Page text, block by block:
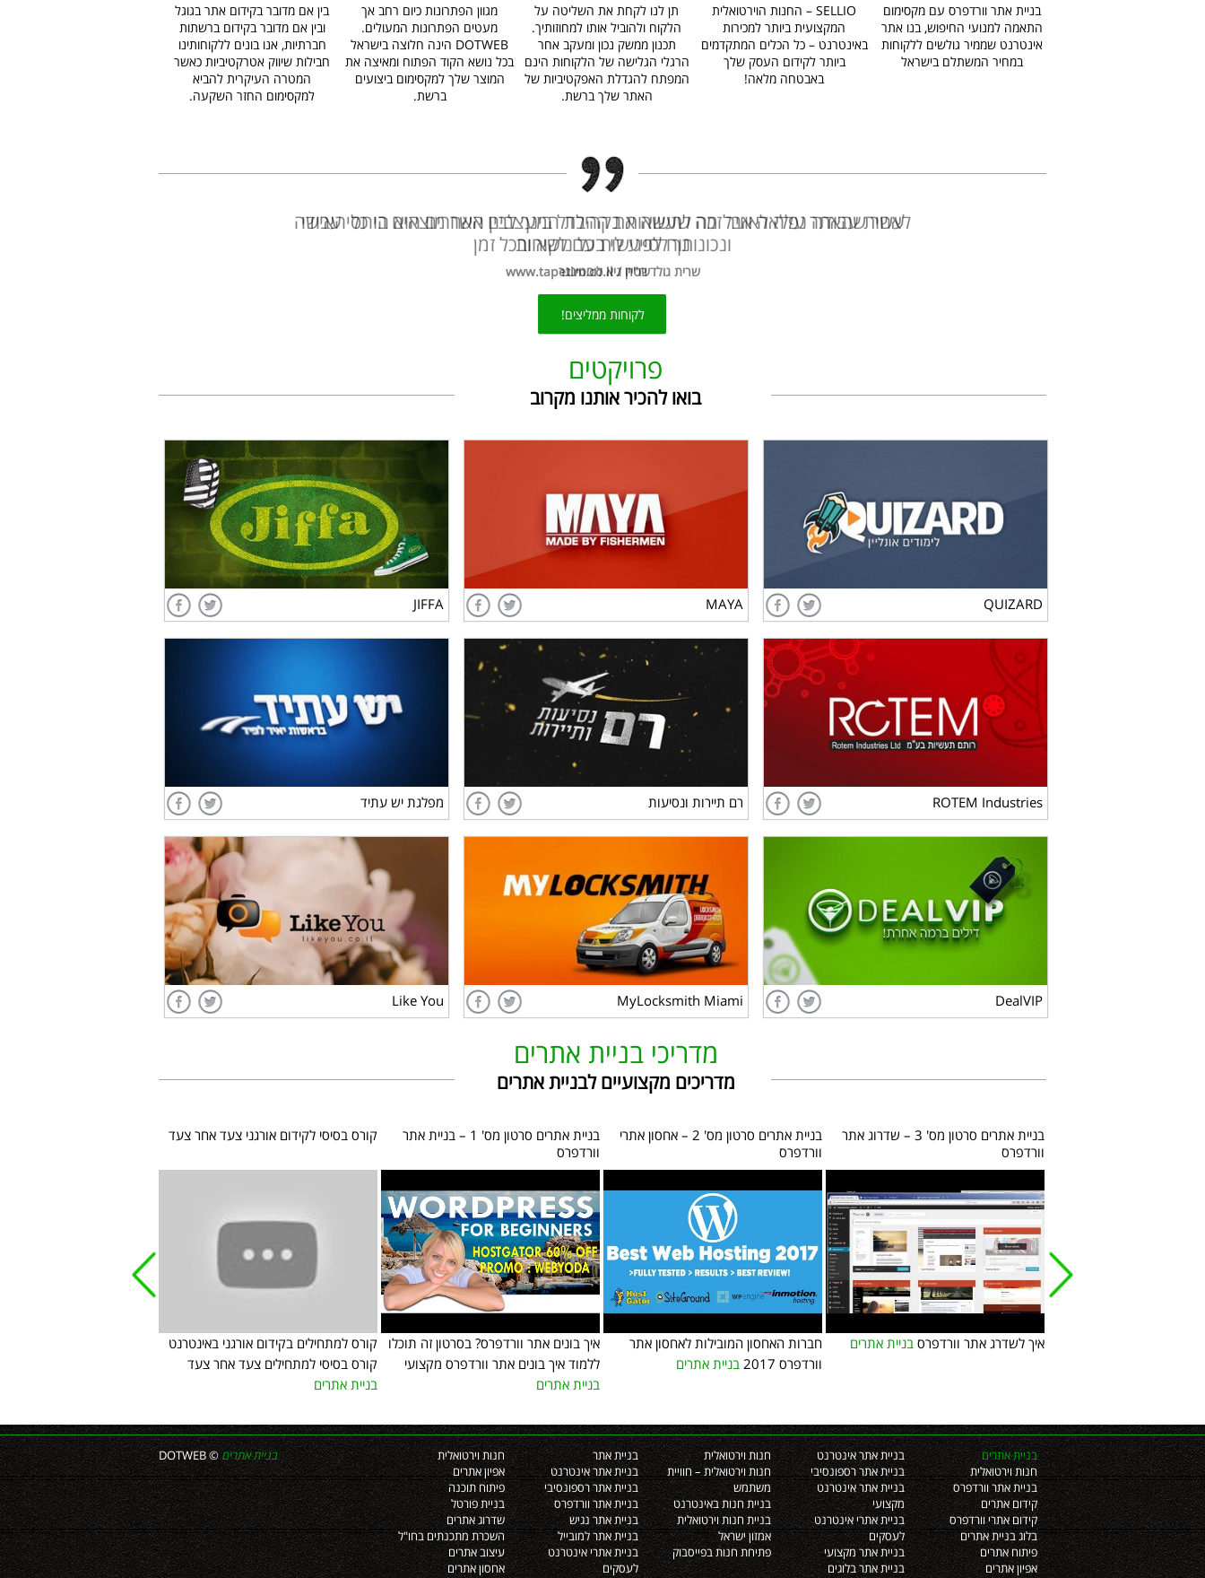
בניית אתר וורדפרס עם מקסימום
התאמה למנועי החיפוש, בנו אתר
אינטרנט שממיר גולשים ללקוחות
במחיר המשתלם בישראל
SELLIO – החנות הוירטואלית
המקצועית ביותר למכירות
באינטרנט – כל הכלים המתקדמים
ביותר לקידום העסק שלך
באבטחה מלאה!
תן לנו לקחת את השליטה על
הלקוח ולהוביל אותו למחוזותיך.
תכנון ממשק נכון ומעקב אחר
הרגלי הגלישה של הלקוחות הינם
המפתח להגדלת האפקטיביות של
האתר שלך ברשת.
מגוון הפתרונות כיום רחב אך
מעטים הפתרונות המעולים.
DOTWEB הינה חלוצה בישראל
בכל נושא הקוד הפתוח ומאיצה את
המוצר שלך למקסימום ביצועים
ברשת.
בין אם מדובר בקידום אתר בגוגל
ובין אם מדובר בקידום ברשתות
חברתיות, אנו בונים ללקוחותינו
חבילות שיווק אטרקטיביות כאשר
המטרה העיקרית להביא
למקסימום החזר השקעה.
לאחר שהאתר עלה לאוויר זכה לתשואות בקהילת המעצבים אשר מוצאים בו כלי עבודה
נוח לפגישות עם לקוחות
שרית גולדשטיין /www.tapetim.co.il
www.home-designer.co.il
לקוחות ממליצים!
פרויקטים
בואו להכיר אותנו מקרוב
QUIZARD
לצפייה בפרויקט
MAYA
לצפייה בפרויקט
JIFFA
ROTEM Industries
ROTEM Industries
רם תיירות ונסיעות
לצפייה בפרויקט
רם תיירות ונסיעות מפלגת יש עתיד
DealVIP
לצפייה בפרויקט
DealVIP
לצפייה בפרויקט
MyLocksmith Miami
Like You
לצפייה בפרויקט
Like You
מדריכיבניית אתרים
מדריכים מקצועיים לבניית אתרים
קורס בסיסי לקידום אורגני צעד אחר צעד
קורס למתחילים בקידום אורגני באינטרנט
קורס בסיסי למתחילים צעד אחר צעד
בניית אתרים
בניית אתרים סרטון מס' 1 – בניית אתר
וורדפרס
איך בונים אתר וורדפרס? בסרטון זה תוכלו
ללמוד איך בונים אתר וורדפרס מקצועי
בניית אתרים
בניית אתרים סרטון מס' 2 – אחסון אתרי
וורדפרס
חברות האחסון המובילות לאחסון אתר
וורדפרס 2017
בניית אתרים
בניית אתרים סרטון מס' 3 – שדרוג אתר
וורדפרס
איך לשדרג אתר וורדפרס בניית אתרים
בניית אתרים© DOTWEB
בניית אתרים
חנות וירטואלית
בניית אתר וורדפרס
קידום אתרים
קידום אתרי וורדפרס
בלוג בניית אתרים
פיתוח אתרים
אפיון אתרים
בניית אתר אינטרנט
בניית אתר רספונסיבי
בניית אתר אינטרנט
מקצועי
בניית אתרי אינטרנט
לעסקים
בניית אתר מקצועי
בניית אתר בלוגים
חנות וירטואלית
חנות וירטואלית – חוויית
משתמש
בניית חנות באינטרנט
בניית חנות וירטואלית
אמזון ישראל
פתיחת חנות בפייסבוק
בניית אתר
בניית אתר אינטרנט
בניית אתר רספונסיבי
בניית אתר וורדפרס
בניית אתר נגיש
בניית אתר למובייל
בניית אתרי אינטרנט
לעסקים
חנות וירטואלית
אפיון אתרים
פיתוח תוכנה
בניית פורטל
שדרוג אתרים
השכרת מתכנתים בחו"ל
עיצוב אתרים
אחסון אתרים